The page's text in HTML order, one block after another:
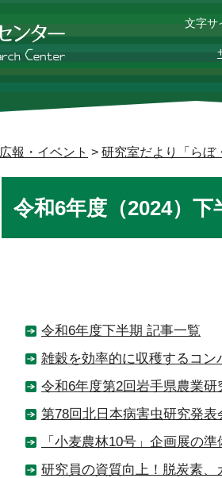
文字サ
広報・イベント > 研究室だより「らぼ
令和6年度（2024）下
令和6年度下半期 記事一覧
雑穀を効率的に収穫するコン
令和6年度第2回岩手県農業
第78回北日本病害虫研究発表
「小麦農林10号」企画展の
研究員の資質向上！脱炭素